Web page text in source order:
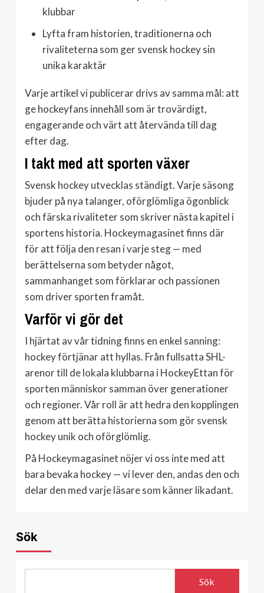
klubbar
Lyfta fram historien, traditionerna och
rivaliteterna som ger svensk hockey sin
unika karaktär
Varje artikel vi publicerar drivs av samma mål: att
ge hockeyfans innehåll som är trovärdigt,
engagerande och värt att återvända till dag
efter dag.
I takt med att sporten växer
Svensk hockey utvecklas ständigt. Varje säsong
bjuder på nya talanger, oförglömliga ögonblick
och färska rivaliteter som skriver nästa kapitel i
sportens historia. Hockeymagasinet finns där
för att följa den resan i varje steg — med
berättelserna som betyder något,
sammanhanget som förklarar och passionen
som driver sporten framåt.
Varför vi gör det
I hjärtat av vår tidning finns en enkel sanning:
hockey förtjänar att hyllas. Från fullsatta SHL-
arenor till de lokala klubbarna i HockeyEttan för
sporten människor samman över generationer
och regioner. Vår roll är att hedra den kopplingen
genom att berätta historierna som gör svensk
hockey unik och oförglömlig.
På Hockeymagasinet nöjer vi oss inte med att
bara bevaka hockey — vi lever den, andas den och
delar den med varje läsare som känner likadant.
Sök
Sök